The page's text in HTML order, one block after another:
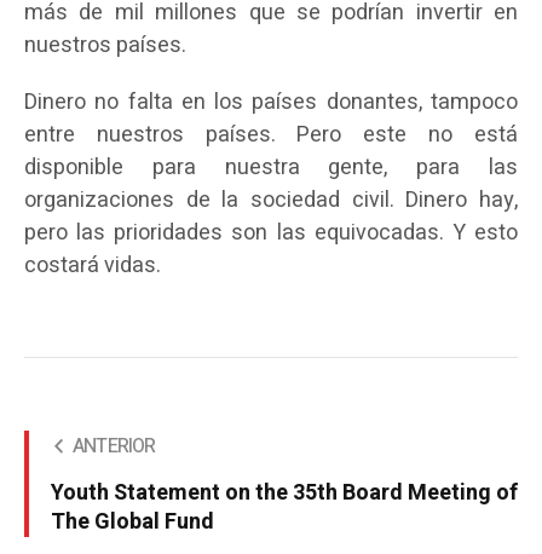
más de mil millones que se podrían invertir en
nuestros países.
Dinero no falta en los países donantes, tampoco
entre nuestros países. Pero este no está
disponible para nuestra gente, para las
organizaciones de la sociedad civil. Dinero hay,
pero las prioridades son las equivocadas. Y esto
costará vidas.
ANTERIOR
Youth Statement on the 35th Board Meeting of
The Global Fund